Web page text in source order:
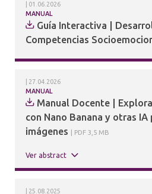
MANUAL
01.06.2026
Guía Interactiva |
Competencias
MANUAL
27.04.2026
Manual Docente |
con Nano Banana y otras IA
imágenes
PDF 3,5 MB
Ver abstract
25.08.2025